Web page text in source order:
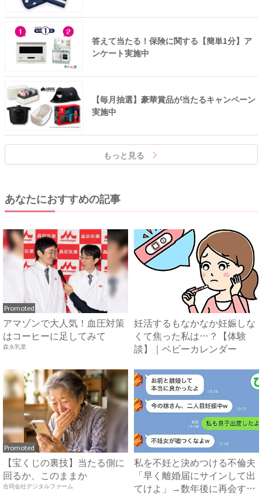
答えて当たる！保険に関する【簡単1分】ア
ンケート実施中
【毎月抽選】豪華賞品が当たるキャンペーン
実施中
もっと見る
あなたにおすすめの記事
Promoted
アマゾンで大人気！血圧対策
はコーヒーに足してみて
森永乳業
妊活するもなかなか妊娠しな
くて焦った私は…？【体験
談】｜ベビーカレンダー
Promoted
【宝くじの裏技】当たる側に
回るか、このままか
合同会社デジタルファーム
私を不妊と決めつける不倫夫
「早く離婚届にサインして出
てけよ」→数年後に再会する